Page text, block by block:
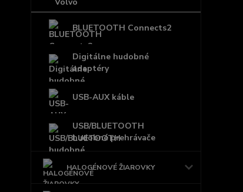
BLUETOOTH Connects2
Digitálne hudobné
adaptéry
USB-AUX káble
USB/BLUETOOTH
hudobné prehrávače
HALOGÉNOVÉ ŽIAROVKY